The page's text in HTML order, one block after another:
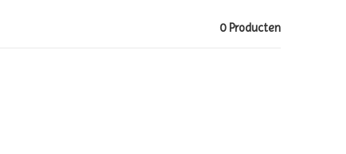
0 Producten